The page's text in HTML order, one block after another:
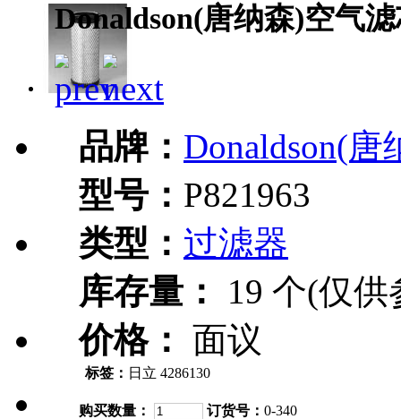
Donaldson(唐纳森)空气
品牌： Donaldson(唐
型号： P821963
类型： 过滤器
库存量：
19 个(仅供
价格： 面议
标签： 日立 4286130
购买数量： 订货号： 0-340